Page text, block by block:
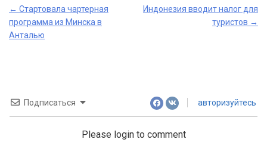
Post
navigation
← Стартовала чартерная
программа из Минска в
Анталью
Индонезия вводит налог для
туристов →
Подписаться авторизуйтесь
Please login to comment